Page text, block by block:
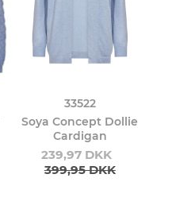
33522
Soya Concept Dollie
Cardigan
239,97 DKK
399,95 DKK